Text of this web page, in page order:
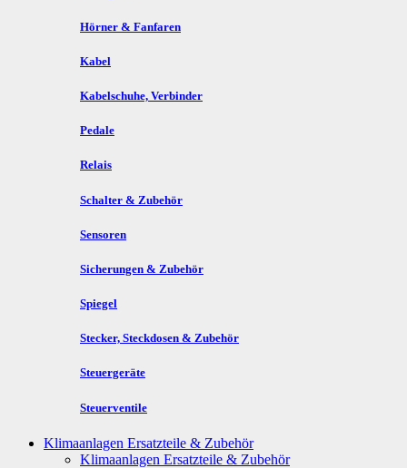
Hörner & Fanfaren
Kabel
Kabelschuhe, Verbinder
Pedale
Relais
Schalter & Zubehör
Sensoren
Sicherungen & Zubehör
Spiegel
Stecker, Steckdosen & Zubehör
Steuergeräte
Steuerventile
Klimaanlagen Ersatzteile & Zubehör
Klimaanlagen Ersatzteile & Zubehör